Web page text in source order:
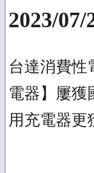
2023/07/
台達消費性
電器】屢獲
用充電器更